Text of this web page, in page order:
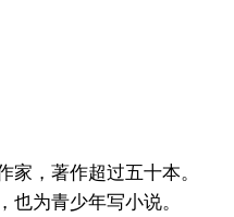
，著作超过五十本。
也为青少年写小说。